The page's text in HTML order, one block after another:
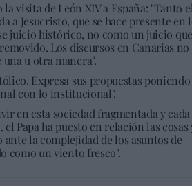
visita de León XIV a España: "Tanto el
a Jesucristo, que se hace presente en
juicio histórico, no como un juicio
Los discursos en Canarias no
u otra manera".
Expresa sus propuestas poniendo
con lo institucional".
en esta sociedad fragmentada y
Papa ha puesto en relación las cosas
la complejidad de los asuntos de
como un viento fresco".